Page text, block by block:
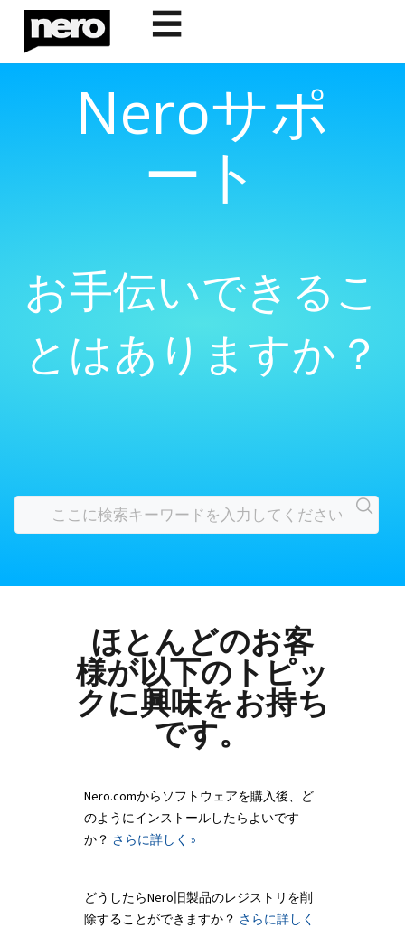
☰
Neroサポ
ート
お手伝いできるこ
とはありますか？
ほとんどのお客
様が以下のトピッ
クに興味をお持ち
です。
Nero.comからソフトウェアを購入後、ど
のようにインストールしたらよいです
か？ さらに詳しく »
どうしたらNero旧製品のレジストリを削
除することができますか？ さらに詳しく